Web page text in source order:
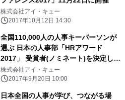
株式会社アイ・キュー
2017年10月12日 14:30
全国110,000人の人事キーパーソンが
選ぶ 日本の人事部「HRアワード
2017」 受賞者(ノミネート)を決定し最
優秀賞選出に向けた投票受付を開始
株式会社アイ・キュー
2017年9月20日 10:00
日本全国の人事が学び、つながる場